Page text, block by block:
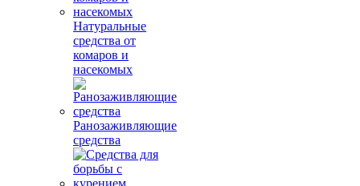
Натуральные
средства от
комаров и
насекомых
Ранозаживляющие
средства